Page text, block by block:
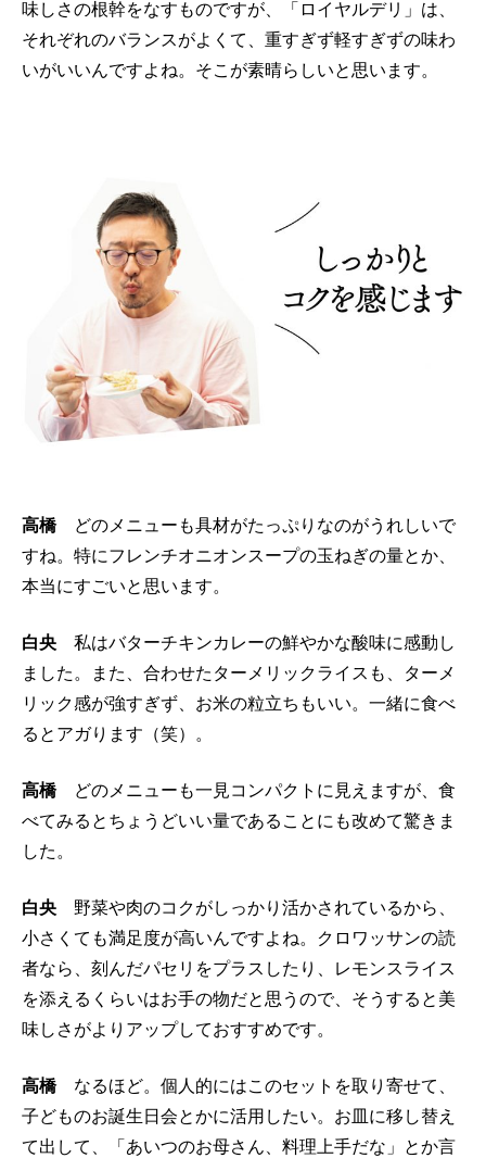
味しさの根幹をなすものですが、「ロイヤルデリ」は、
それぞれのバランスがよくて、重すぎず軽すぎずの味わ
いがいいんですよね。そこが素晴らしいと思います。
高橋どのメニューも具材がたっぷりなのがうれしいで
すね。特にフレンチオニオンスープの玉ねぎの量とか、
本当にすごいと思います。
白央 私はバターチキンカレーの鮮やかな酸味に感動し
ました。また、合わせたターメリックライスも、ターメ
リック感が強すぎず、お米の粒立ちもいい。一緒に食べ
るとアガります（笑）。
高橋どのメニューも一見コンパクトに見えますが、食
べてみるとちょうどいい量であることにも改めて驚きま
した。
白央 野菜や肉のコクがしっかり活かされているから、
小さくても満足度が高いんですよね。クロワッサンの読
者なら、刻んだパセリをプラスしたり、レモンスライス
を添えるくらいはお手の物だと思うので、そうすると美
味しさがよりアップしておすすめです。
高橋なるほど。個人的にはこのセットを取り寄せて、
子どものお誕生日会とかに活用したい。お皿に移し替え
て出して、「あいつのお母さん、料理上手だな」とか言